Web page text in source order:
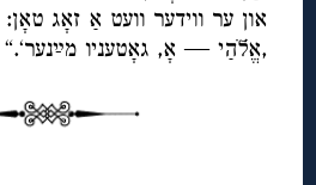
און ער ווידער וועט אַ זאָג טאָן:
,אֱלׁהַי — אָ, גאָטעניו מײַנער‘.“